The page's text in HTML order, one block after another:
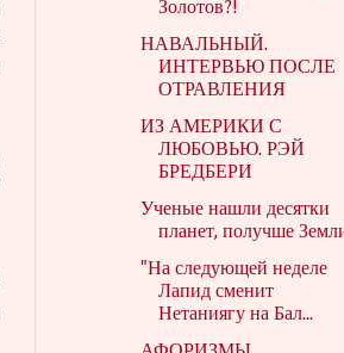
Золотов?!
НАВАЛЬНЫЙ.
ИНТЕРВЬЮ ПОСЛЕ
ОТРАВЛЕНИЯ
ИЗ АМЕРИКИ С
ЛЮБОВЬЮ. РЭЙ
БРЕДБЕРИ
Ученые нашли десятки
планет, получше
"На следующей неделе
Лапид сменит
Нетаниягу на Бал...